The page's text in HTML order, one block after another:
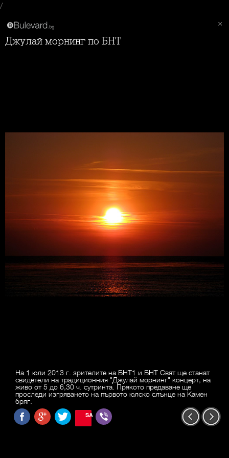
/
Джулай морнинг по БНТ
На 1 юли 2013 г. зрителите на БНТ1 и БНТ Свят ще станат
свидетели на традиционния "Джулай морнинг" концерт, на
живо от 5 до 6,30 ч. сутринта. Прякото предаване ще
проследи изгряването на първото юлско слънце на Камен
бряг.
SAVE